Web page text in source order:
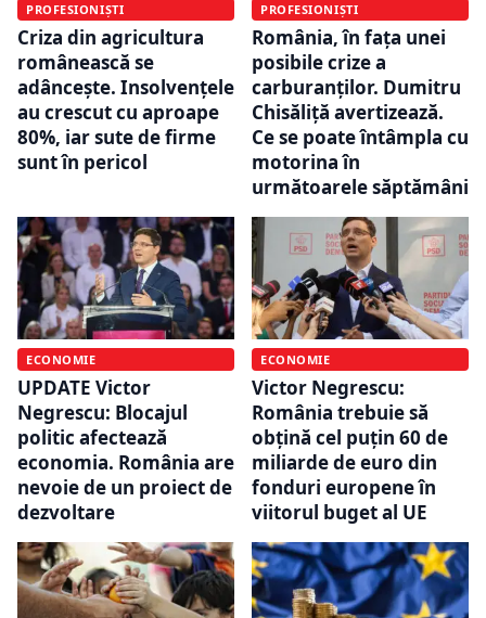
PROFESIONIȘTI
Criza din agricultura
românească se
adâncește. Insolvențele
au crescut cu aproape
80%, iar sute de firme
sunt în pericol
PROFESIONIȘTI
România, în fața unei
posibile crize a
carburanților. Dumitru
Chisăliță avertizează.
Ce se poate întâmpla cu
motorina în
următoarele săptămâni
ECONOMIE
UPDATE Victor
Negrescu: Blocajul
politic afectează
economia. România are
nevoie de un proiect de
dezvoltare
ECONOMIE
Victor Negrescu:
România trebuie să
obțină cel puțin 60 de
miliarde de euro din
fonduri europene în
viitorul buget al UE